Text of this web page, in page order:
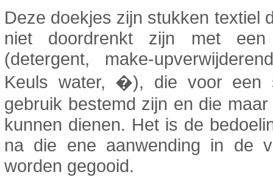
Deze doekjes zijn stukken textiel
niet doordrenkt zijn met een
(detergent, make-
Keuls water, �), die voor een
gebruik bestemd zijn en die maar
kunnen dienen. Het is de
na die ene aanwending in de
worden gegooid.